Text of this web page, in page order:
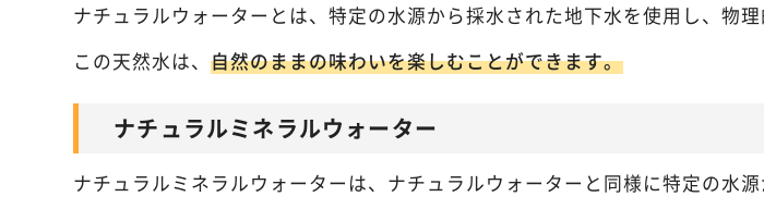
ナチュラルウォーターとは、特定の水源から採水された地下水を使用し、物
この天然水は、自然のままの味わいを楽しむことができます。
ナチュラルミネラルウォーター
ナチュラルミネラルウォーターは、ナチュラルウォーターと同様に特定の水